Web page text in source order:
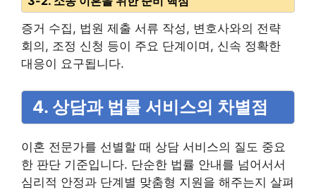
증거 수집, 법원 제출 서류 작성, 변호사와의 전략
회의, 조정 신청 등이 주요 단계이며, 신속 정확한
대응이 요구됩니다.
4. 상담과 법률 서비스의 차별점
이혼 전문가를 선별할 때 상담 서비스의 질도 중요
한 판단 기준입니다. 단순한 법률 안내를 넘어서서
심리적 안정과 단계별 맞춤형 지원을 해주는지 살펴